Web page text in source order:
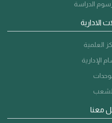
الدراسة
الادارية
العلمية
الإدارية
الشعب
معنا